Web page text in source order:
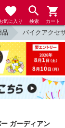
気に入り 検索 カート
品 バイクアクセ
ー ガーディアン